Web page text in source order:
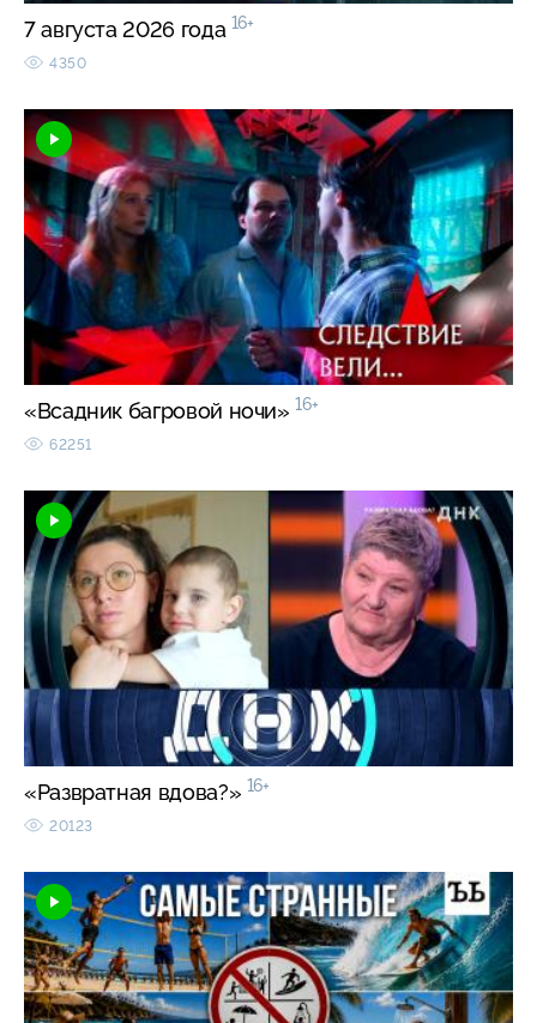
7 августа 2026 года 16+
4350
«Всадник багровой ночи» 16+
62251
«Развратная вдова?» 16+
20123